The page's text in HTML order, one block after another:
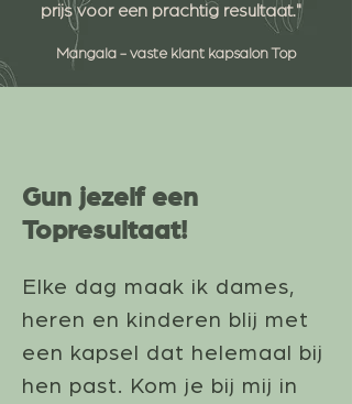
prijs voor een prachtig resultaat."
Mangala - vaste klant kapsalon Top
Gun jezelf een
Topresultaat!
Elke dag maak ik dames,
heren en kinderen blij met
een kapsel dat helemaal bij
hen past. Kom je bij mij in